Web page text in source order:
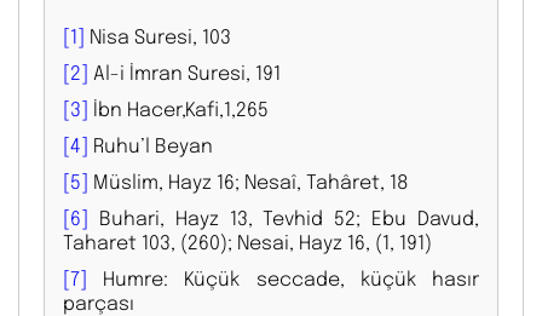
[1] Nisa Suresi, 103
[2] Al-i İmran Suresi, 191
[3] İbn Hacer,Kafi,1,265
[4] Ruhu’l Beyan
[5] Müslim, Hayz 16; Nesaî, Tahâret, 18
[6] Buhari, Hayz 13, Tevhid 52; Ebu Davud,
Taharet 103, (260); Nesai, Hayz 16, (1, 191)
[7] Humre: Küçük seccade, küçük hasır
parçası